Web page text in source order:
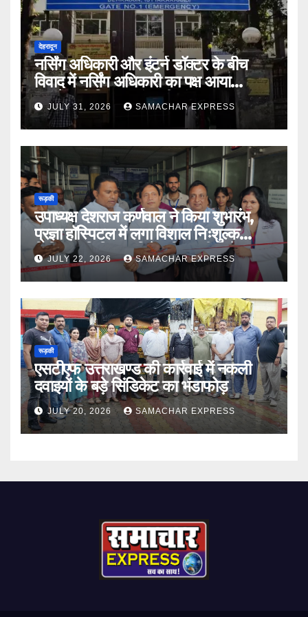
देहरादून
नर्सिंग अधिकारी और इंटर्न डॉक्टर के बीच
विवाद में नर्सिंग अधिकारी का पक्ष आया
सामने,करी निष्पक्ष जांच की मांग
JULY 31, 2026 SAMACHAR EXPRESS
रूड़की
उपाध्यक्ष देशराज कर्णवाल ने किया शुभारंभ,
प्रज्ञा हॉस्पिटल में लगा विशाल निःशुल्क
चिकित्सा शिविर डॉ दिनेश त्रिपाठी बोले मानव
सेवा भगवान की सेवा
JULY 22, 2026 SAMACHAR EXPRESS
रूड़की
एसटीएफ उत्तराखण्ड की कार्रवाई में नकली
दवाइयों के बड़े सिंडिकेट का भंडाफोड़
JULY 20, 2026 SAMACHAR EXPRESS